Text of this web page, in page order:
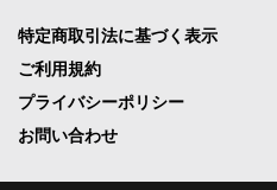
特定商取引法に基づく表示
ご利用規約
プライバシーポリシー
お問い合わせ